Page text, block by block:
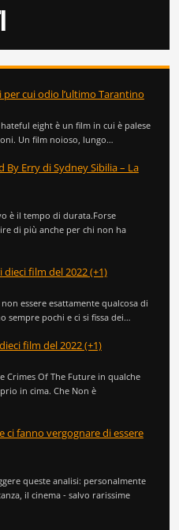
per cui odio l’ultimo Tarantino
eight è un film in cui è palese
Un film noioso, lungo…
By Erry di Sydney Sibilia – La
è il tempo di durata.Forse
di più anche per chi non ha
dieci film del 2022 (+1)
essere esattamente qualcosa di
sempre pochi e ci si fissa dei…
film del 2022 (+1)
Crimes Of The Future in qualche
in cima. Che Non è
ci fanno vergognare di essere
queste analisi: personalmente
il cinema - salvo rarissime